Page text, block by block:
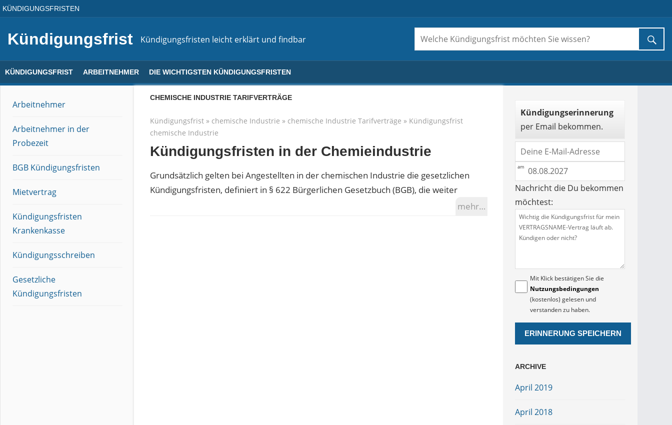
Direkt
Inhalt
KÜNDIGUNGSFRISTEN
Kündigungsfrist Kündigungsfristen leicht erklärt und findbar
KÜNDIGUNGSFRIST ARBEITNEHMER DIE WICHTIGSTEN KÜNDIGUNGSFRISTEN
CHEMISCHE INDUSTRIE TARIFVERTRÄGE
Kündigungsfrist» chemische Industrie » chemische Industrie Tarifverträge » Kündigungsfrist
chemische Industrie
Kündigungsfristen in der Chemieindustrie
Grundsätzlich gelten bei Angestellten in der chemischen Industrie die gesetzlichen
Kündigungsfristen, definiert in § 622 Bürgerlichen Gesetzbuch (BGB), die weiter
mehr…
Arbeitnehmer
Arbeitnehmer in der
Probezeit
BGB Kündigungsfristen
Mietvertrag
Kündigungsfristen
Krankenkasse
Kündigungsschreiben
Gesetzliche
Kündigungsfristen
Kündigungserinnerung
per Email bekommen.
Nachricht die Du bekommen
möchtest:
Mit Klick bestätigen Sie die
Nutzungsbedingungen
(kostenlos) gelesen und
verstanden zu haben.
ARCHIVE
April 2019
April 2018